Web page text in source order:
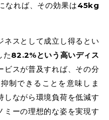
なれば、その効果は45kg
ネスとして成立し得るとい
た82.2%という高いディス
ビスが普及すれば、その分
制できることを意味しま
しながら環境負荷を低減す
ミーの理想的な姿を実現す